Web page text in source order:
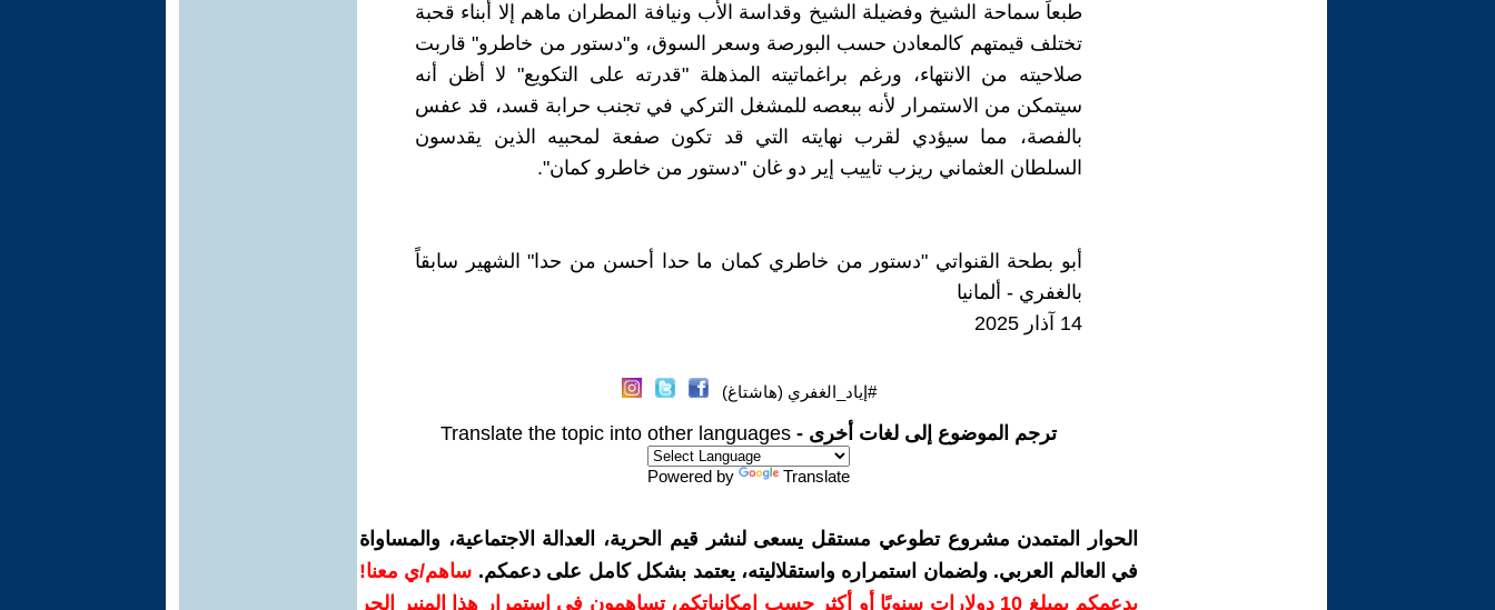
طبعاً سماحة الشيخ وفضيلة الشيخ وقداسة الأب ونيافة المطران ماهم إلا أبناء قحبة
تختلف قيمتهم كالمعادن حسب البورصة وسعر السوق، و"دستور من خاطرو" قاربت
صلاحيته من الانتهاء، ورغم براغماتيته المذهلة "قدرته على التكويع" لا أظن أنه
سيتمكن من الاستمرار لأنه ببعصه للمشغل التركي في تجنب حرابة قسد، قد عفس
بالفصة، مما سيؤدي لقرب نهايته التي قد تكون صفعة لمحبيه الذين يقدسون
السلطان العثماني ريزب تاييب إير دو غان "دستور من خاطرو كمان".
أبو بطحة القنواتي "دستور من خاطري كمان ما حدا أحسن من حدا" الشهير سابقاً
بالغفري - ألمانيا
14 آذار 2025
#إياد_الغفري (هاشتاغ)
ترجم الموضوع إلى لغات أخرى - Translate the topic into other languages
Powered by Translate
الحوار المتمدن مشروع تطوعي مستقل يسعى لنشر قيم الحرية، العدالة الاجتماعية، والمساواة
في العالم العربي. ولضمان استمراره واستقلاليته، يعتمد بشكل كامل على دعمكم. ساهم/ي معنا!
بدعمكم بمبلغ 10 دولارات سنويًا أو أكثر حسب إمكانياتكم، تساهمون في استمرار هذا المنبر الحر